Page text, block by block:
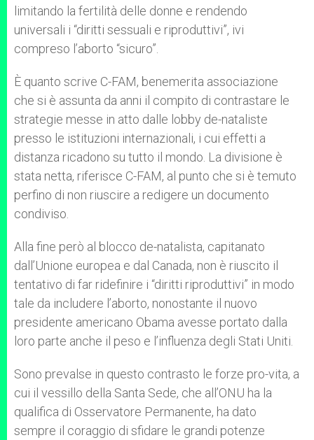
limitando la fertilità delle donne e rendendo
universali i “diritti sessuali e riproduttivi”, ivi
compreso l’aborto “sicuro”.
È quanto scrive C-FAM, benemerita associazione
che si è assunta da anni il compito di contrastare le
strategie messe in atto dalle lobby de-nataliste
presso le istituzioni internazionali, i cui effetti a
distanza ricadono su tutto il mondo. La divisione è
stata netta, riferisce C-FAM, al punto che si è temuto
perfino di non riuscire a redigere un documento
condiviso.
Alla fine però al blocco de-natalista, capitanato
dall’Unione europea e dal Canada, non è riuscito il
tentativo di far ridefinire i “diritti riproduttivi” in modo
tale da includere l’aborto, nonostante il nuovo
presidente americano Obama avesse portato dalla
loro parte anche il peso e l’influenza degli Stati Uniti.
Sono prevalse in questo contrasto le forze pro-vita, a
cui il vessillo della Santa Sede, che all’ONU ha la
qualifica di Osservatore Permanente, ha dato
sempre il coraggio di sfidare le grandi potenze